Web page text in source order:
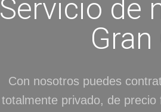
Servicio de
Con nosotros puedes
totalmente privado, de